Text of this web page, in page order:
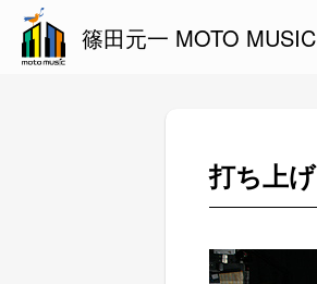
篠田元一 MOTO MUSIC
打ち上げ